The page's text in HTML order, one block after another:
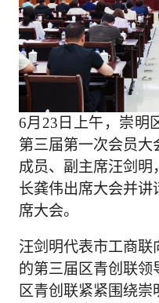
6月23日上午，崇明
第三届第一次会员大
成员、副主席汪剑
长龚伟出席大会并讲
席大会。
汪剑明代表市工商
的第三届区青创联领
区青创联紧紧围绕崇